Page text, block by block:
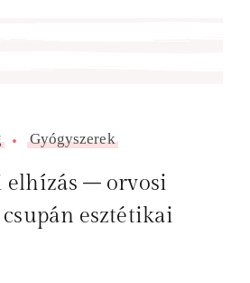
Gyógyszerek
elhízás – orvosi
esztétikai